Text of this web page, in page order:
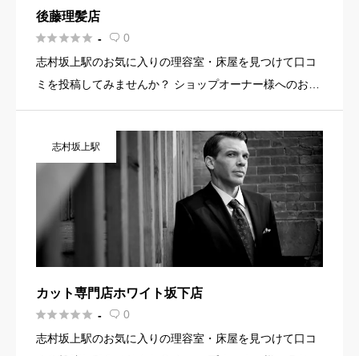
後藤理髪店
 -  0
志村坂上駅のお気に入りの理容室・床屋を見つけて口コ
ミを投稿してみませんか？ ショップオーナー様へのお知
報・イメージ写真・メニュー・PR文章・ホームページリ
ンクなど機能を […]
志村坂上駅
カット専門店ホワイト坂下店
 -  0
志村坂上駅のお気に入りの理容室・床屋を見つけて口コ